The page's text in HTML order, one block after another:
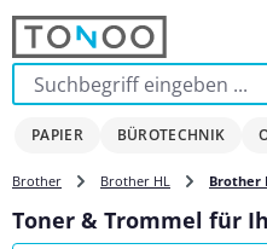
Zum Hauptinhalt springen
PAPIER BÜROTECHNIK
Brother Brother HL Brother
Toner & Trommel für